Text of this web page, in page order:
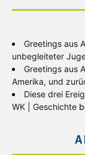
Greetings aus
unbegleiteter
Greetings aus
Amerika, und
Diese drei
WK | Geschichte